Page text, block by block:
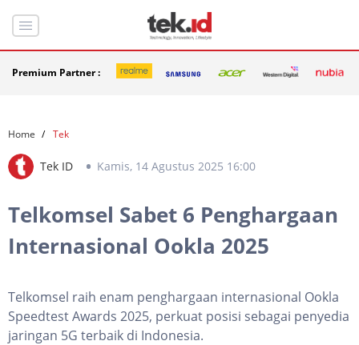
Premium Partner :
Home Tek
Tek ID Kamis, 14 Agustus 2025 16:00
Telkomsel Sabet 6 Penghargaan
Internasional Ookla 2025
Telkomsel raih enam penghargaan internasional Ookla
Speedtest Awards 2025, perkuat posisi sebagai penyedia
jaringan 5G terbaik di Indonesia.